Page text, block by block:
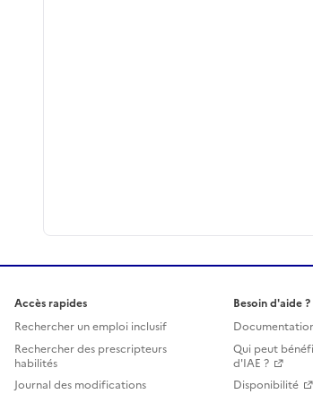
Accès rapides
Rechercher un emploi inclusif
Rechercher des prescripteurs
habilités
Journal des modifications
Besoin d'aide ?
Qui peut
d'IAE ?
Disponibilité